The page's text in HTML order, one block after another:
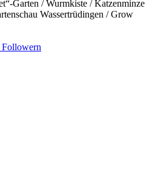
Garten /​ Wurmkiste /​ Katzenminze
Wassertrüdingen /​ Grow